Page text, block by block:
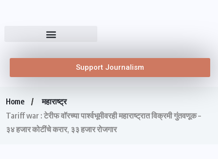
Support Journalism
Home
महाराष्ट्र
Tariff war : टेरीफ वॉरच्या पार्श्वभूमीवरही महाराष्ट्रात विक्रमी गुंतवणूक –
३४ हजार कोटींचे करार, ३३ हजार रोजगार